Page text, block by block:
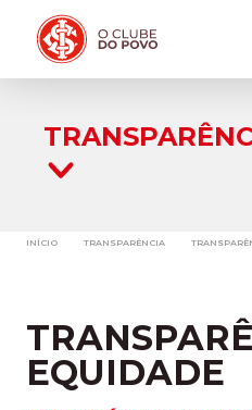
INÍCIO TRANSPARÊNCIA
EQUIDADE